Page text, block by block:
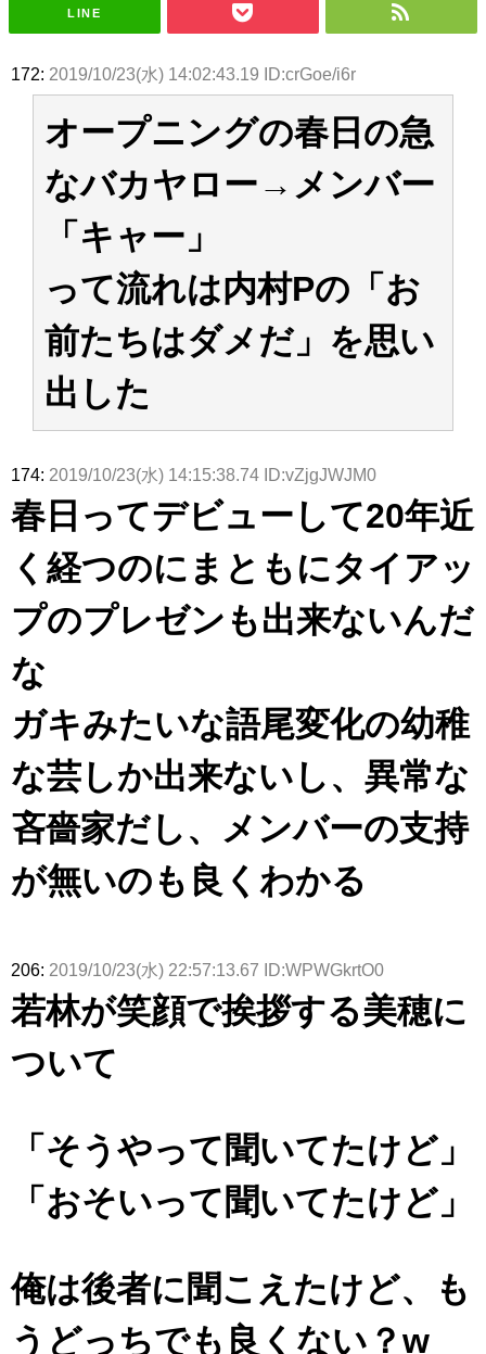
ふぇどみ！ / 【悲報】呪術廻戦、視聴率5.1%
ふぇどみ！ / 【画像】スポ－ツキャスターお姉さん・ハメまくりだったｗｗ
ふぇどみ！ / 【悲報】母「裕福な過程が高学歴になるとか大嘘。教育に金を
かけまくったうちの息子が団地住みの貧乏に学歴で負けた」
Powered by livedoor 相互RSS
LINE
172: 2019/10/23(水) 14:02:43.19 ID:crGoe/i6r
オープニングの春日の急
なバカヤロー→メンバー
「キャー」
って流れは内村Pの「お
前たちはダメだ」を思い
出した
174: 2019/10/23(水) 14:15:38.74 ID:vZjgJWJM0
春日ってデビューして20年近
く経つのにまともにタイアッ
プのプレゼンも出来ないんだ
な
ガキみたいな語尾変化の幼稚
な芸しか出来ないし、異常な
吝嗇家だし、メンバーの支持
が無いのも良くわかる
206: 2019/10/23(水) 22:57:13.67 ID:WPWGkrtO0
若林が笑顔で挨拶する美穂に
ついて
「そうやって聞いてたけど」
「おそいって聞いてたけど」
俺は後者に聞こえたけど、も
うどっちでも良くない？w